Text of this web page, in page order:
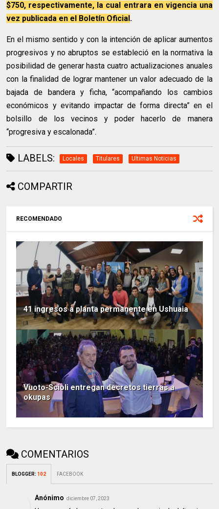
$750, respectivamente, la cual entrara en vigencia una
vez publicada en el Boletín Oficial .
En el mismo sentido y con la intención de aplicar aumentos
progresivos y no abruptos se estableció en la normativa la
posibilidad de generar hasta cuatro actualizaciones anuales
con la finalidad de lograr mantener un valor adecuado de la
bajada de bandera y ficha, “acompañando los cambios
económicos y evitando impactar de forma directa” en el
bolsillo de los vecinos y poder hacerlo de manera
“progresiva y escalonada”.
LABELS: Locales Titulares Ultimas Noticias
COMPARTIR
RECOMENDADO
41 ingresos a planta permanente en Ushuaia
Vuoto-Scioli entregan decretos tierras a
okupas
COMENTARIOS
BLOGGER: 102 FACEBOOK
Anónimo diciembre 07, 2023